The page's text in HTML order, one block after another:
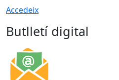
Accedeix
Butlletí digital